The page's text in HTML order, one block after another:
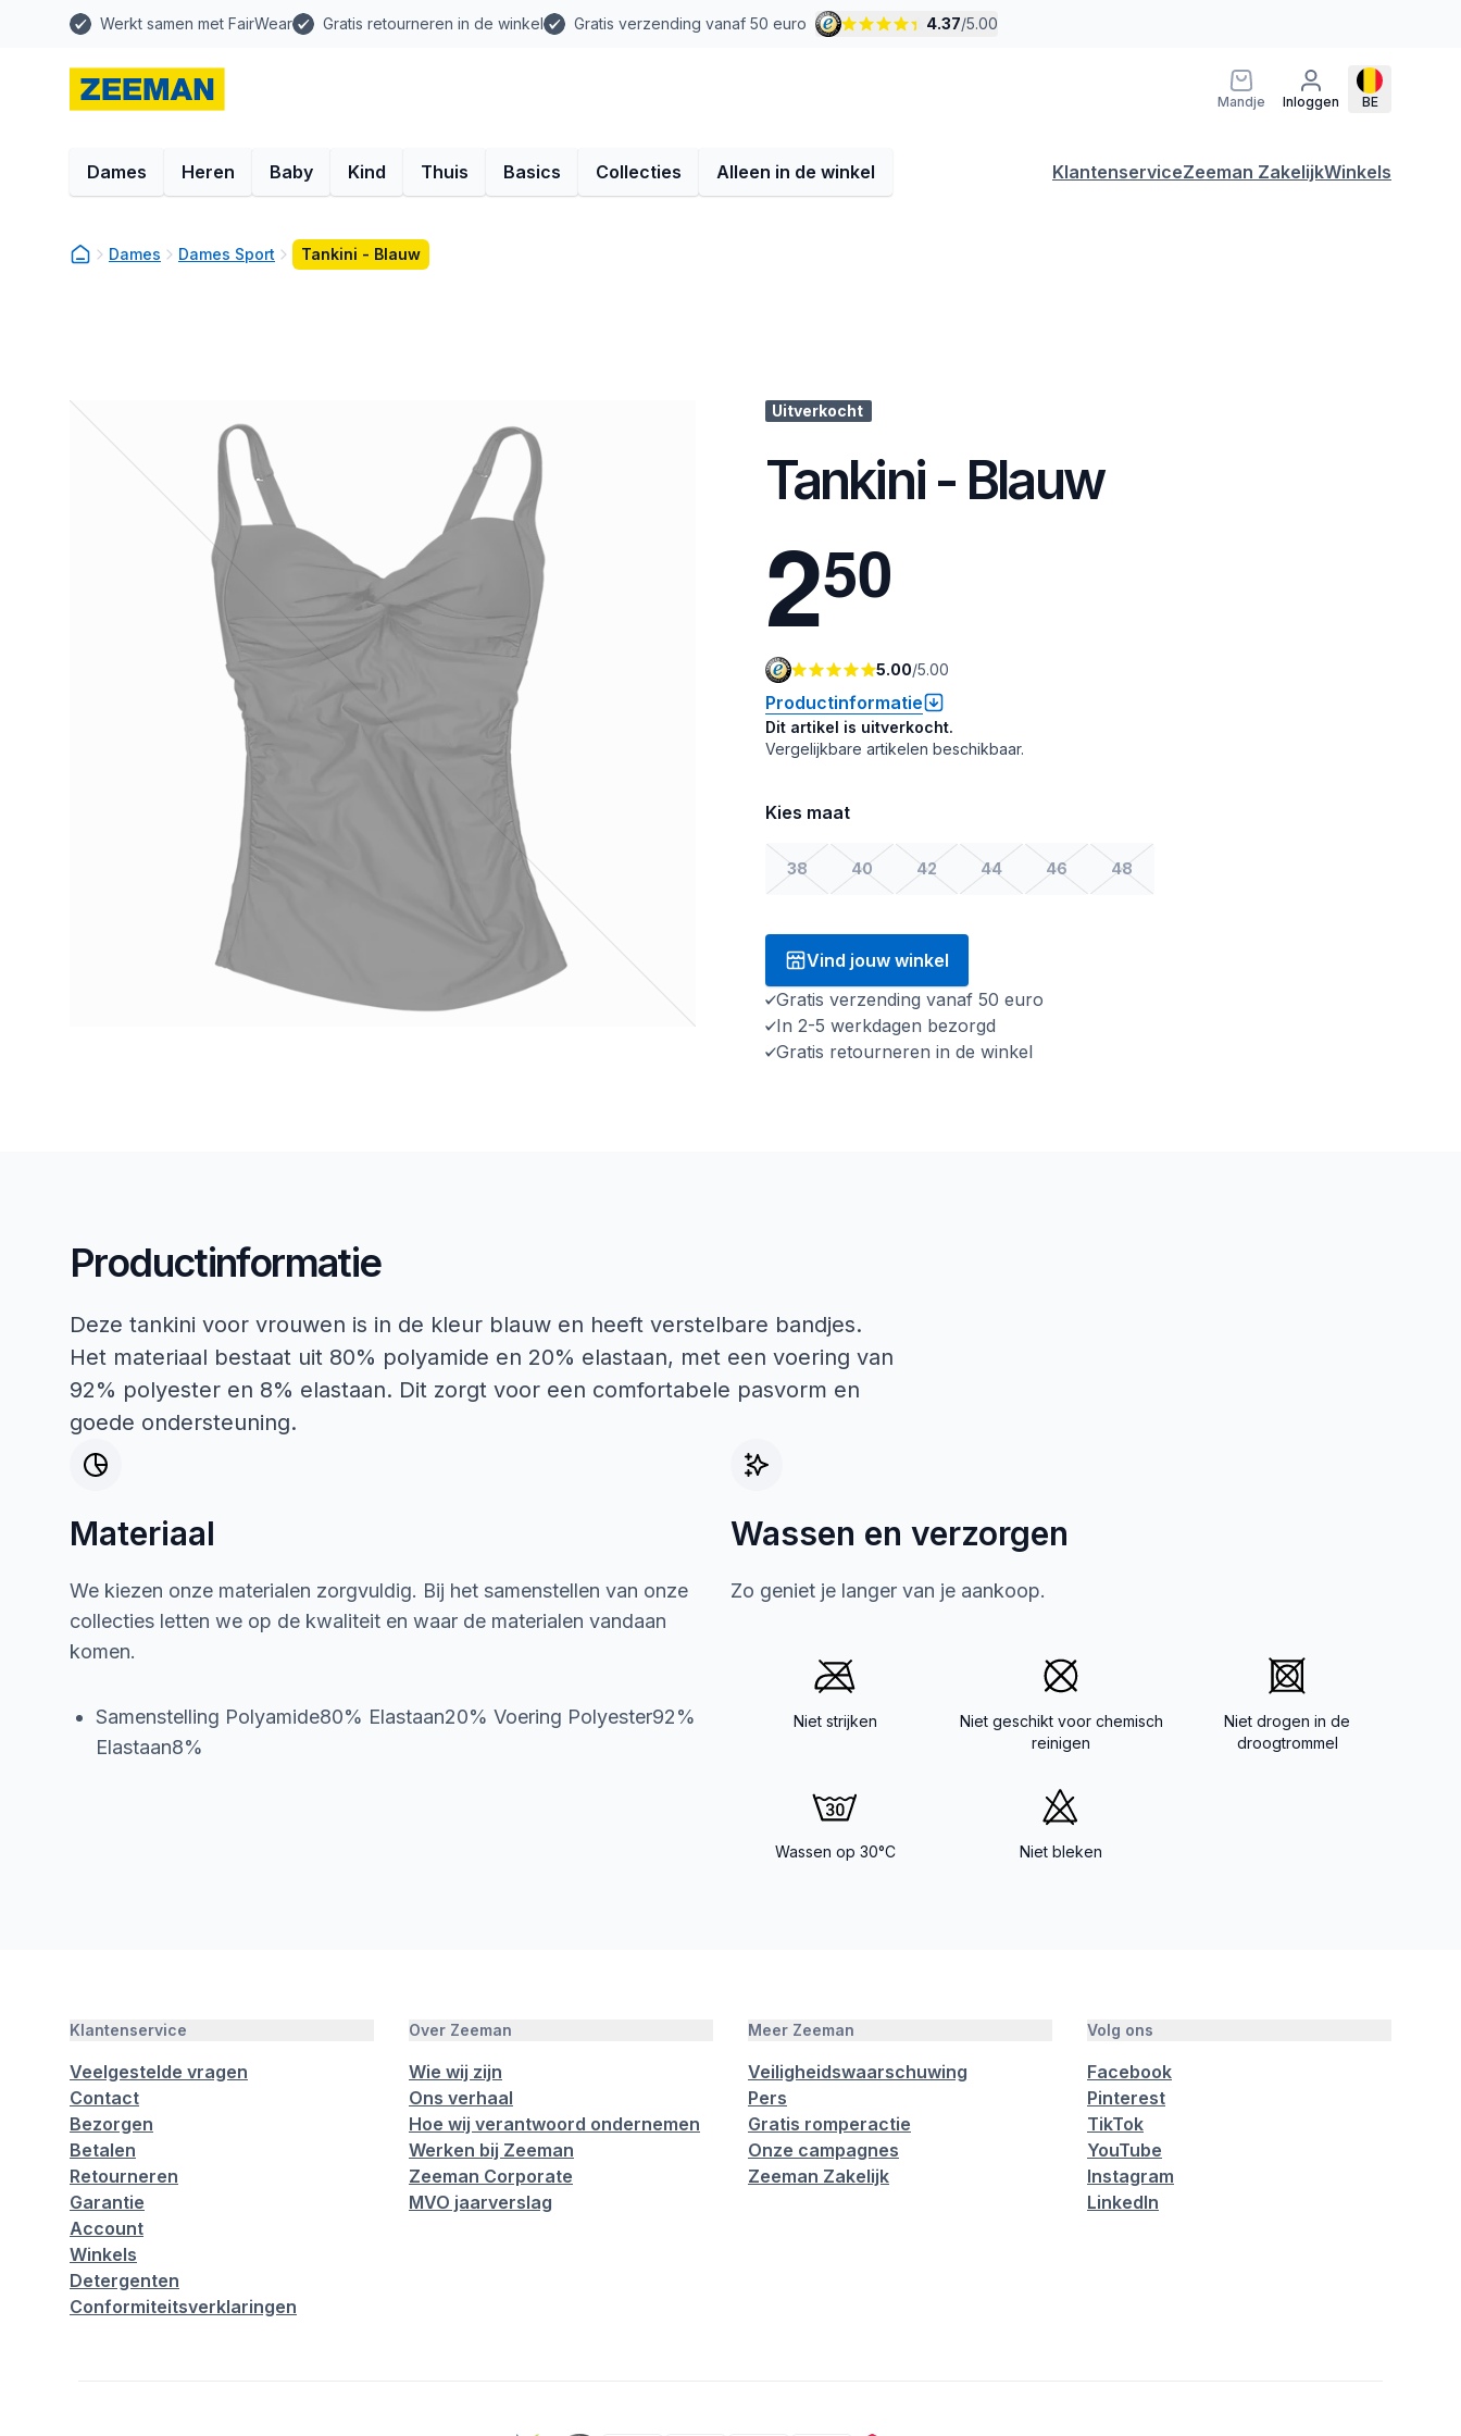
Werkt samen met FairWear Gratis retourneren in de winkel Gratis verzending vanaf 50 euro 4.37/5.00
Mandje Inloggen BE
Dames Heren Baby Kind Thuis Basics Collecties Alleen in de winkel KlantenserviceZeeman ZakelijkWinkels
Dames Dames Sport Tankini - Blauw
Uitverkocht
Tankini - Blauw
250
5.00/5.00
Productinformatie
Dit artikel is uitverkocht.
Vergelijkbare artikelen beschikbaar.
Kies maat
38 40 42 44 46 48
Vind jouw winkel
Gratis verzending vanaf 50 euro
In 2-5 werkdagen bezorgd
Gratis retourneren in de winkel
Productinformatie
Deze tankini voor vrouwen is in de kleur blauw en heeft verstelbare bandjes.
Het materiaal bestaat uit 80% polyamide en 20% elastaan, met een voering van
92% polyester en 8% elastaan. Dit zorgt voor een comfortabele pasvorm en
goede ondersteuning.
Materiaal
We kiezen onze materialen zorgvuldig. Bij het samenstellen van onze
collecties letten we op de kwaliteit en waar de materialen vandaan
komen.
Samenstelling Polyamide80% Elastaan20% Voering Polyester92%
Elastaan8%
Wassen en verzorgen
Zo geniet je langer van je aankoop.
Niet strijken
Niet geschikt voor chemisch
reinigen
Niet drogen in de
droogtrommel
Wassen op 30°C Niet bleken
Klantenservice
Veelgestelde vragen
Contact
Bezorgen
Betalen
Retourneren
Garantie
Account
Winkels
Detergenten
Conformiteitsverklaringen
Over Zeeman
Wie wij zijn
Ons verhaal
Hoe wij verantwoord ondernemen
Werken bij Zeeman
Zeeman Corporate
MVO jaarverslag
Meer Zeeman
Veiligheidswaarschuwing
Pers
Gratis romperactie
Onze campagnes
Zeeman Zakelijk
Volg ons
Facebook
Pinterest
TikTok
YouTube
Instagram
LinkedIn